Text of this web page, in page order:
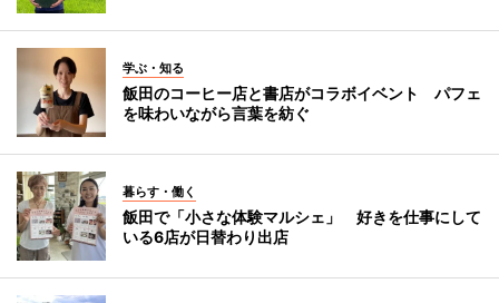
学ぶ・知る
飯田のコーヒー店と書店がコラボイベント パフェ
を味わいながら言葉を紡ぐ
暮らす・働く
飯田で「小さな体験マルシェ」 好きを仕事にして
いる6店が日替わり出店